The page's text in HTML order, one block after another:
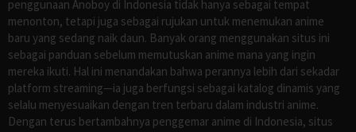
penggunaan Anoboy di Indonesia tidak hanya sebagai tempat
menonton, tetapi juga sebagai rujukan untuk menemukan anime
baru yang sedang naik daun. Banyak orang menggunakan situs ini
sebagai panduan sebelum memutuskan anime mana yang ingin
mereka ikuti. Hal ini menandakan bahwa perannya lebih dari sekadar
platform streaming—ia juga berfungsi sebagai katalog dinamis yang
selalu menyesuaikan dengan tren terbaru dalam industri anime.
Dengan terus bertambahnya penggemar anime di Indonesia, situs